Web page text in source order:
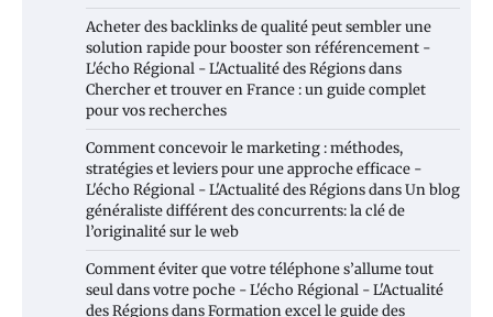
Acheter des backlinks de qualité peut sembler une
solution rapide pour booster son référencement -
L'écho Régional - L'Actualité des Régionsdans
Chercher et trouver en France : un guide complet
pour vos recherches
Comment concevoir le marketing : méthodes,
stratégies et leviers pour une approche efficace -
L'écho Régional - L'Actualité des RégionsdansUn blog
généraliste différent des concurrents: la clé de
l’originalité sur le web
Comment éviter que votre téléphone s’allume tout
seul dans votre poche - L'écho Régional - L'Actualité
des RégionsdansFormation excel le guide des